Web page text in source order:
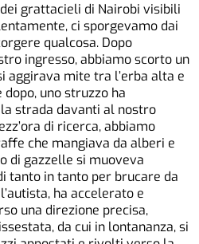
grattacieli di Nairobi visibili
ci sporgevamo dai
qualcosa. Dopo
ingresso, abbiamo scorto un
aggirava mite tra l’erba alta e
uno struzzo ha
strada davanti al nostro
di ricerca, abbiamo
che mangiava da alberi e
di gazzelle si muoveva
tanto in tanto per brucare da
ha accelerato e
una direzione precisa,
da cui in lontananza, si